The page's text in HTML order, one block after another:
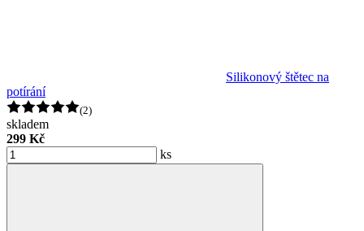
Silikonový štětec na
potírání
(2)
skladem
299 Kč
ks